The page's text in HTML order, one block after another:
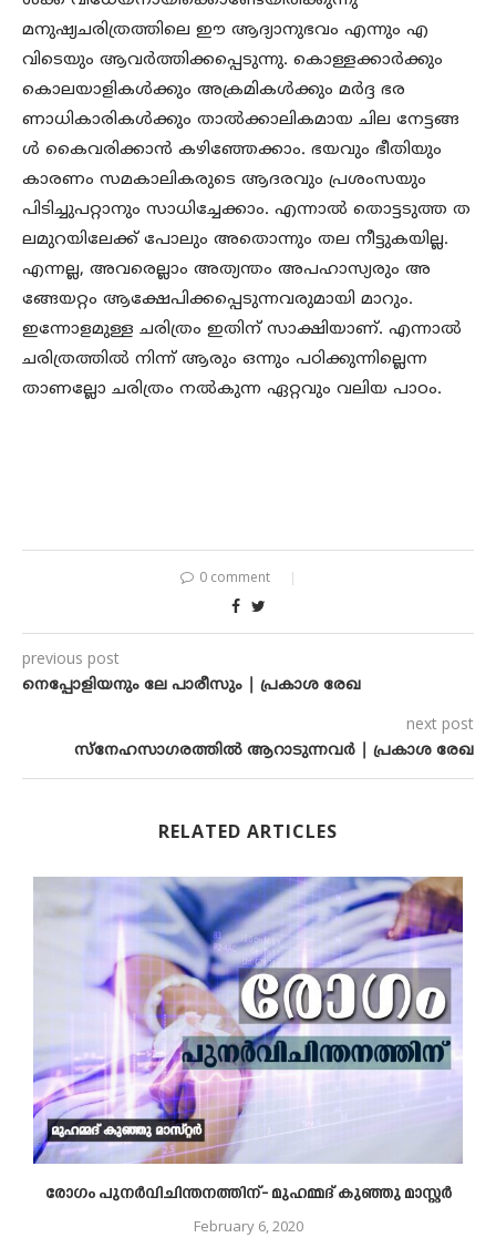
മനുഷ്യചരിത്രത്തിലെ ഈ ആദ്യാനുഭവം എന്നും എ
വിടെയും ആവർത്തിക്കപ്പെടുന്നു. കൊള്ളക്കാർക്കും
കൊലയാളികൾക്കും അക്രമികൾക്കും മർദ്ദ ഭര
ണാധികാരികൾക്കും താൽക്കാലികമായ ചില നേട്ടങ്ങ
ൾ കൈവരിക്കാൻ കഴിഞ്ഞേക്കാം. ഭയവും ഭീതിയും
കാരണം സമകാലികരുടെ ആദരവും പ്രശംസയും
പിടിച്ചുപറ്റാനും സാധിച്ചേക്കാം. എന്നാൽ തൊട്ടടുത്ത ത
ലമുറയിലേക്ക് പോലും അതൊന്നും തല നീട്ടുകയില്ല.
എന്നല്ല, അവരെല്ലാം അത്യന്തം അപഹാസ്യരും അ
ങ്ങേയറ്റം ആക്ഷേപിക്കപ്പെടുന്നവരുമായി മാറും.
ഇന്നോളമുള്ള ചരിത്രം ഇതിന് സാക്ഷിയാണ്. എന്നാൽ
ചരിത്രത്തിൽ നിന്ന് ആരും ഒന്നും പഠിക്കുന്നില്ലെന്ന
താണല്ലോ ചരിത്രം നൽകുന്ന ഏറ്റവും വലിയ പാഠം.
0 comment
previous post
നെപ്പോളിയനും ലേ പാരീസും | പ്രകാശ രേഖ
next post
സ്നേഹസാഗരത്തിൽ ആറാടുന്നവർ | പ്രകാശ രേഖ
RELATED ARTICLES
രോഗം പുനർവിചിന്തനത്തിന്- മുഹമ്മദ് കുഞ്ഞു മാസ്റ്റർ
February 6, 2020